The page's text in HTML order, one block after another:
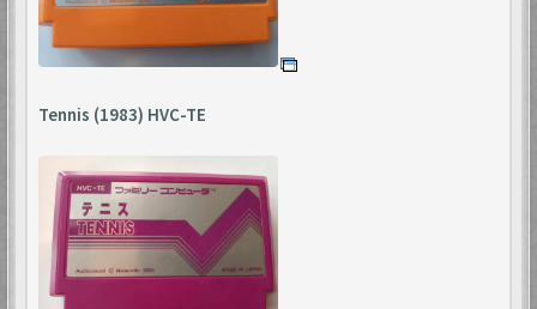
Tennis (1983) HVC-TE